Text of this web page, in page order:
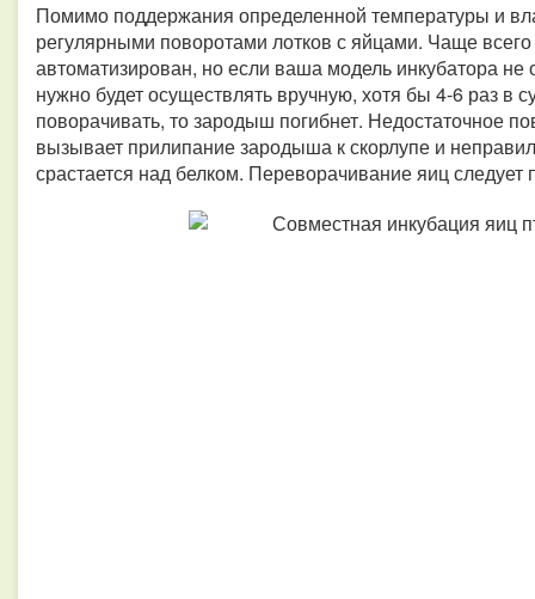
Помимо поддержания определенной температуры и
регулярными поворотами лотков с яйцами. Чаще всего
автоматизирован, но если ваша модель инкубатора
нужно будет осуществлять вручную, хотя бы 4-6 раз в
поворачивать, то зародыш погибнет. Недостаточное
вызывает прилипание зародыша к скорлупе и
срастается над белком. Переворачивание яиц следует